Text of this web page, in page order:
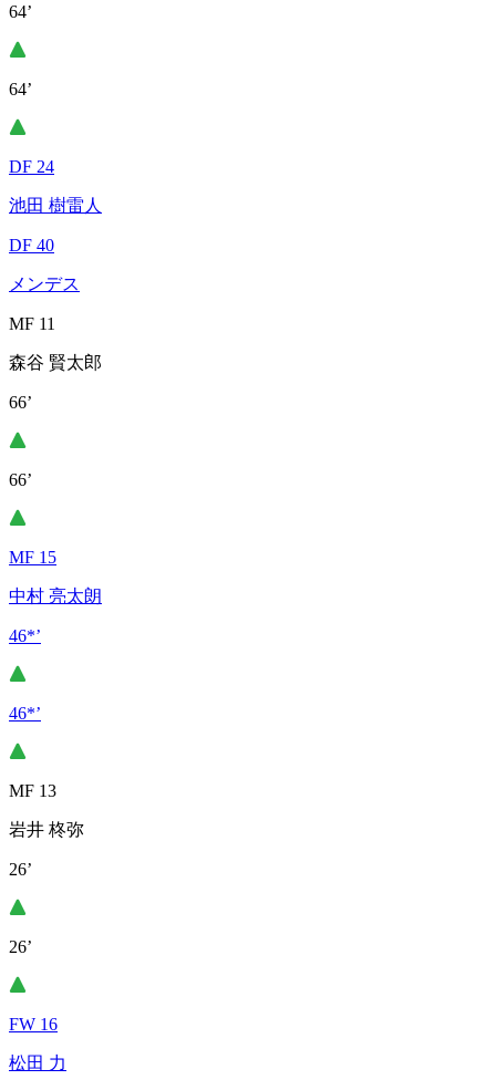
64’
64’
DF 24
池田 樹雷人
DF 40
メンデス
MF 11
森谷 賢太郎
66’
66’
MF 15
中村 亮太朗
46*’
46*’
MF 13
岩井 柊弥
26’
26’
FW 16
松田 力